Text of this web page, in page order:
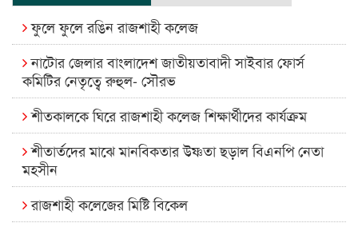
ফুলে ফুলে রঙিন রাজশাহী কলেজ
নাটোর জেলার বাংলাদেশ জাতীয়তাবাদী সাইবার ফোর্স
কমিটির নেতৃত্বে রুহুল- সৌরভ
শীতকালকে ঘিরে রাজশাহী কলেজ শিক্ষার্থীদের কার্যক্রম
শীতার্তদের মাঝে মানবিকতার উষ্ণতা ছড়াল বিএনপি নেতা
মহসীন
রাজশাহী কলেজের মিষ্টি বিকেল